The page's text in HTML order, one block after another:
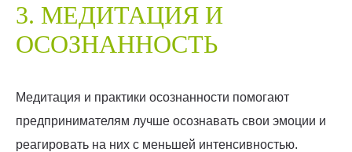
3. МЕДИТАЦИЯ И
ОСОЗНАННОСТЬ
Медитация и практики осознанности помогают
предпринимателям лучше осознавать свои эмоции и
реагировать на них с меньшей интенсивностью.